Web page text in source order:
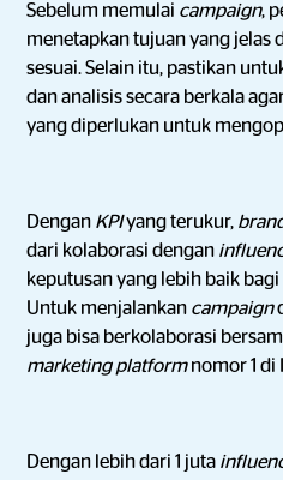
Sebelum memulai campaign,
menetapkan tujuan yang jelas
sesuai. Selain itu, pastikan
dan analisis secara berkala
yang diperlukan untuk
Dengan KPIyang terukur,
dari kolaborasi dengan
keputusan yang lebih baik bagi
Untuk menjalankan campaign
juga bisa berkolaborasi
marketing platformnomor 1 di
Dengan lebih dari 1 juta